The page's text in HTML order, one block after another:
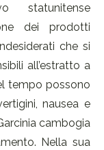
statunitense
dei prodotti
che si
all’estratto a
tempo possono
nausea e
cambogia
Nella sua